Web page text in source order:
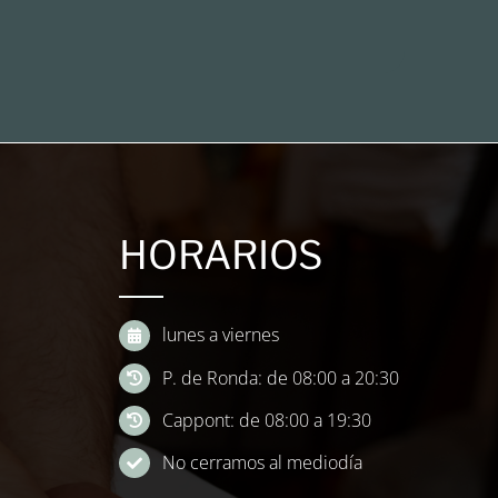
HORARIOS
lunes a viernes
P. de Ronda: de 08:00 a 20:30
Cappont: de 08:00 a 19:30
No cerramos al mediodía